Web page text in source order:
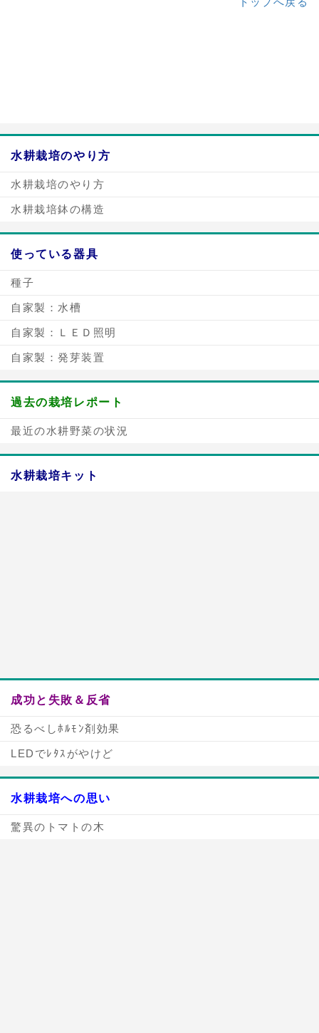
水耕栽培のやり方
水耕栽培のやり方
水耕栽培鉢の構造
使っている器具
種子
自家製：水槽
自家製：ＬＥＤ照明
自家製：発芽装置
過去の栽培レポート
最近の水耕野菜の状況
水耕栽培キット
成功と失敗＆反省
恐るべしﾎﾙﾓﾝ剤効果
LEDでﾚﾀｽがやけど
水耕栽培への思い
驚異のトマトの木